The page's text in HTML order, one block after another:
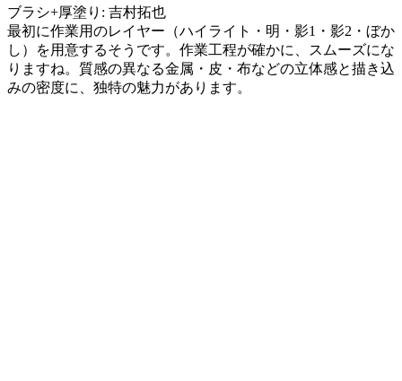
ブラシ+厚塗り: 吉村拓也
最初に作業用のレイヤー（ハイライト・明・影1・影2・ぼか
し）を用意するそうです。作業工程が確かに、スムーズにな
りますね。質感の異なる金属・皮・布などの立体感と描き込
みの密度に、独特の魅力があります。